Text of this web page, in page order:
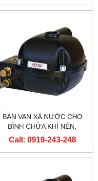
BÁN VAN XẢ NƯỚC CHO
BÌNH CHỨA KHÍ NÉN,
NUFORS-CR
Call: 0919-243-248